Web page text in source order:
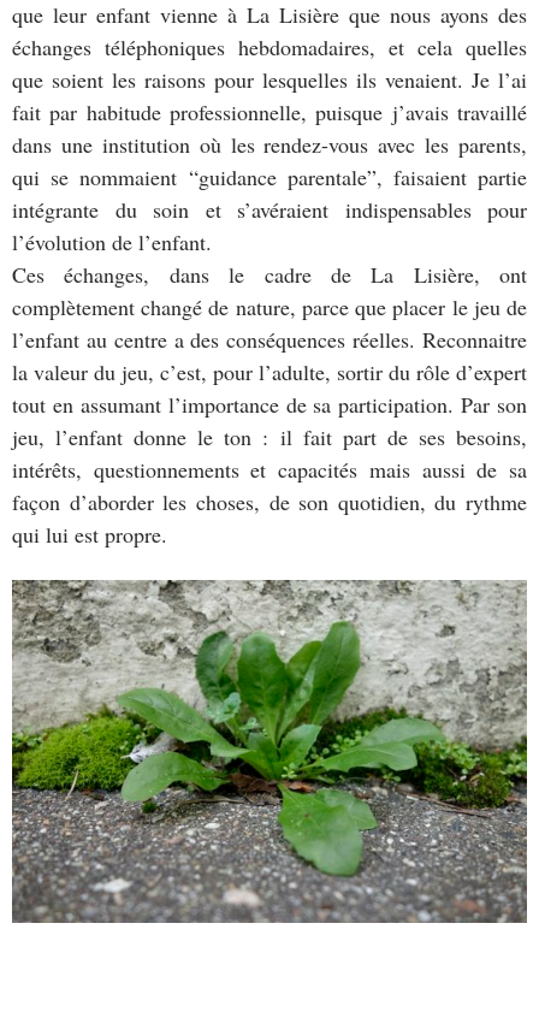
que leur enfant vienne à La Lisière que nous ayons des
échanges téléphoniques hebdomadaires, et cela quelles
que soient les raisons pour lesquelles ils venaient. Je l’ai
fait par habitude professionnelle, puisque j’avais travaillé
dans une institution où les rendez-vous avec les parents,
qui se nommaient “guidance parentale”, faisaient partie
intégrante du soin et s’avéraient indispensables pour
l’évolution de l’enfant.
Ces échanges, dans le cadre de La Lisière, ont
complètement changé de nature, parce que placer le jeu de
l’enfant au centre a des conséquences réelles. Reconnaitre
la valeur du jeu, c’est, pour l’adulte, sortir du rôle d’expert
tout en assumant l’importance de sa participation. Par son
jeu, l’enfant donne le ton : il fait part de ses besoins,
intérêts, questionnements et capacités mais aussi de sa
façon d’aborder les choses, de son quotidien, du rythme
qui lui est propre.